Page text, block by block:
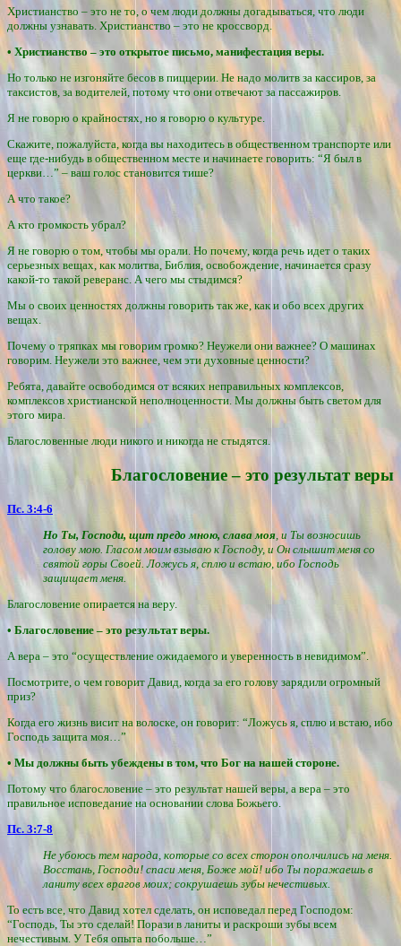
Христианство – это не то, о чем люди должны догадываться, что люди
должны узнавать. Христианство – это не кроссворд.
• Христианство – это открытое письмо, манифестация веры.
Но только не изгоняйте бесов в пиццерии. Не надо молитв за кассиров, за
таксистов, за водителей, потому что они отвечают за пассажиров.
Я не говорю о крайностях, но я говорю о культуре.
Скажите, пожалуйста, когда вы находитесь в общественном транспорте или
еще где-нибудь в общественном месте и начинаете говорить: “Я был в
церкви…” – ваш голос становится тише?
А что такое?
А кто громкость убрал?
Я не говорю о том, чтобы мы орали. Но почему, когда речь идет о таких
серьезных вещах, как молитва, Библия, освобождение, начинается сразу
какой-то такой реверанс. А чего мы стыдимся?
Мы о своих ценностях должны говорить так же, как и обо всех других
вещах.
Почему о тряпках мы говорим громко? Неужели они важнее? О машинах
говорим. Неужели это важнее, чем эти духовные ценности?
Ребята, давайте освободимся от всяких неправильных комплексов,
комплексов христианской неполноценности. Мы должны быть светом для
этого мира.
Благословенные люди никого и никогда не стыдятся.
Благословение – это результат веры
Пс. 3:4-6
Но Ты, Господи, щит предо мною, слава моя , и Ты возносишь
голову мою. Гласом моим взываю к Господу, и Он слышит меня со
святой горы Своей. Ложусь я, сплю и встаю, ибо Господь
защищает меня.
Благословение опирается на веру.
• Благословение – это результат веры.
А вера – это “осуществление ожидаемого и уверенность в невидимом”.
Посмотрите, о чем говорит Давид, когда за его голову зарядили огромный
приз?
Когда его жизнь висит на волоске, он говорит: “Ложусь я, сплю и встаю, ибо
Господь защита моя…”
• Мы должны быть убеждены в том, что Бог на нашей стороне.
Потому что благословение – это результат нашей веры, а вера – это
правильное исповедание на основании слова Божьего.
Пс. 3:7-8
Не убоюсь тем народа, которые со всех сторон ополчились на меня.
Восстань, Господи! спаси меня, Боже мой! ибо Ты поражаешь в
ланиту всех врагов моих; сокрушаешь зубы нечестивых.
То есть все, что Давид хотел сделать, он исповедал перед Господом:
“Господь, Ты это сделай! Порази в ланиты и раскроши зубы всем
нечестивым. У Тебя опыта побольше…”